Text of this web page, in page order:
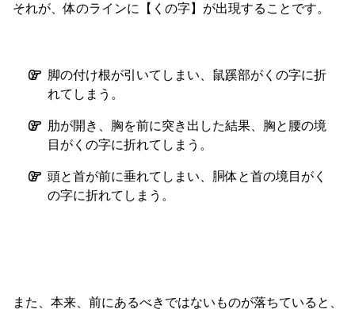
それが、体のラインに【くの字】が出現することです。
脚の付け根が引いてしまい、鼠蹊部がくの字に折
れてしまう。
肋が開き、胸を前に突き出した結果、胸と腰の境
目がくの字に折れてしまう。
頭と首が前に垂れてしまい、胴体と首の境目がく
の字に折れてしまう。
また、本来、前にあるべきではないものが落ちていると、